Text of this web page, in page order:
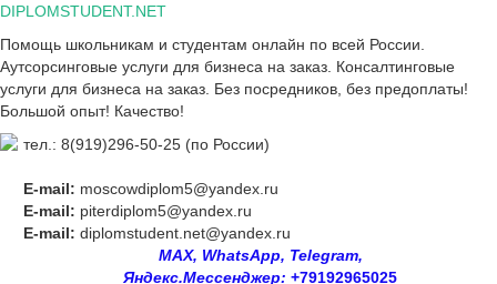
Skip
content
DIPLOMSTUDENT.NET
Помощь школьникам и студентам онлайн по всей России.
Аутсорсинговые услуги для бизнеса на заказ. Консалтинговые
услуги для бизнеса на заказ. Без посредников, без предоплаты!
Большой опыт! Качество!
тел.: 8(919)296-50-25 (по России)
E-mail: moscowdiplom5@yandex.ru
E-mail: piterdiplom5@yandex.ru
E-mail: diplomstudent.net@yandex.ru
MAX, WhatsApp, Telegram,
Яндекс.Мессенджер: +79192965025